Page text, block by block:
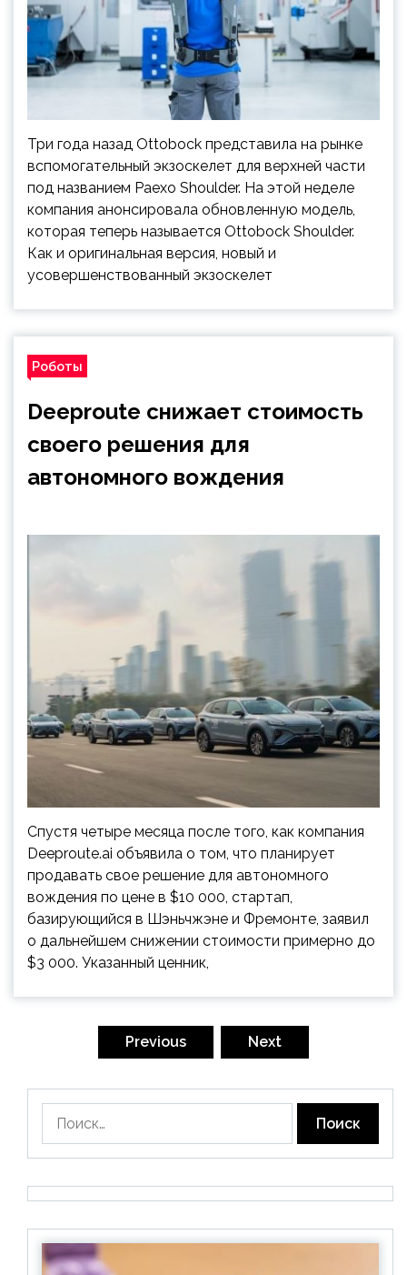
Три года назад Ottobock представила на рынке
вспомогательный экзоскелет для верхней части
под названием Paexo Shoulder. На этой неделе
компания анонсировала обновленную модель,
которая теперь называется Ottobock Shoulder.
Как и оригинальная версия, новый и
усовершенствованный экзоскелет
Роботы
Deeproute снижает стоимость
своего решения для
автономного вождения
Спустя четыре месяца после того, как компания
Deeproute.ai объявила о том, что планирует
продавать свое решение для автономного
вождения по цене в $10 000, стартап,
базирующийся в Шэньчжэне и Фремонте, заявил
о дальнейшем снижении стоимости примерно до
$3 000. Указанный ценник,
Previous Next